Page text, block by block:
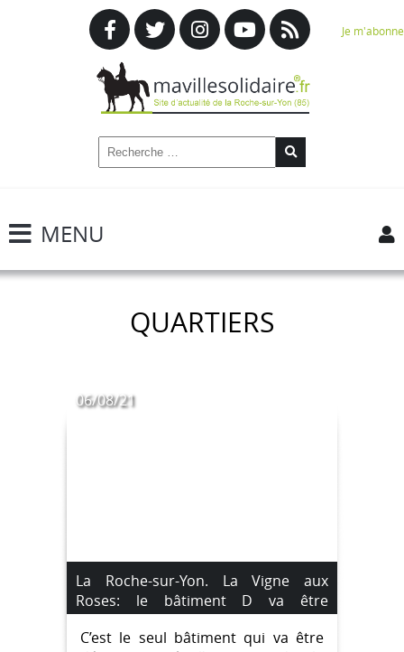
Je m'abonne
MENU
QUARTIERS
06/08/21
La Roche-sur-Yon. La Vigne aux
Roses: le bâtiment D va être
déconstruit à partir de lundi.
C’est le seul bâtiment qui va être